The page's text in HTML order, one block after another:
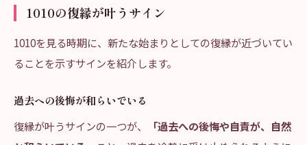
1010の復縁が叶うサイン
1010を見る時期に、新たな始まりとしての復縁が近づいてい
ることを示すサインを紹介します。
過去への後悔が和らいでいる
復縁が叶うサインの一つが、
「過去への後悔や自責が、自然